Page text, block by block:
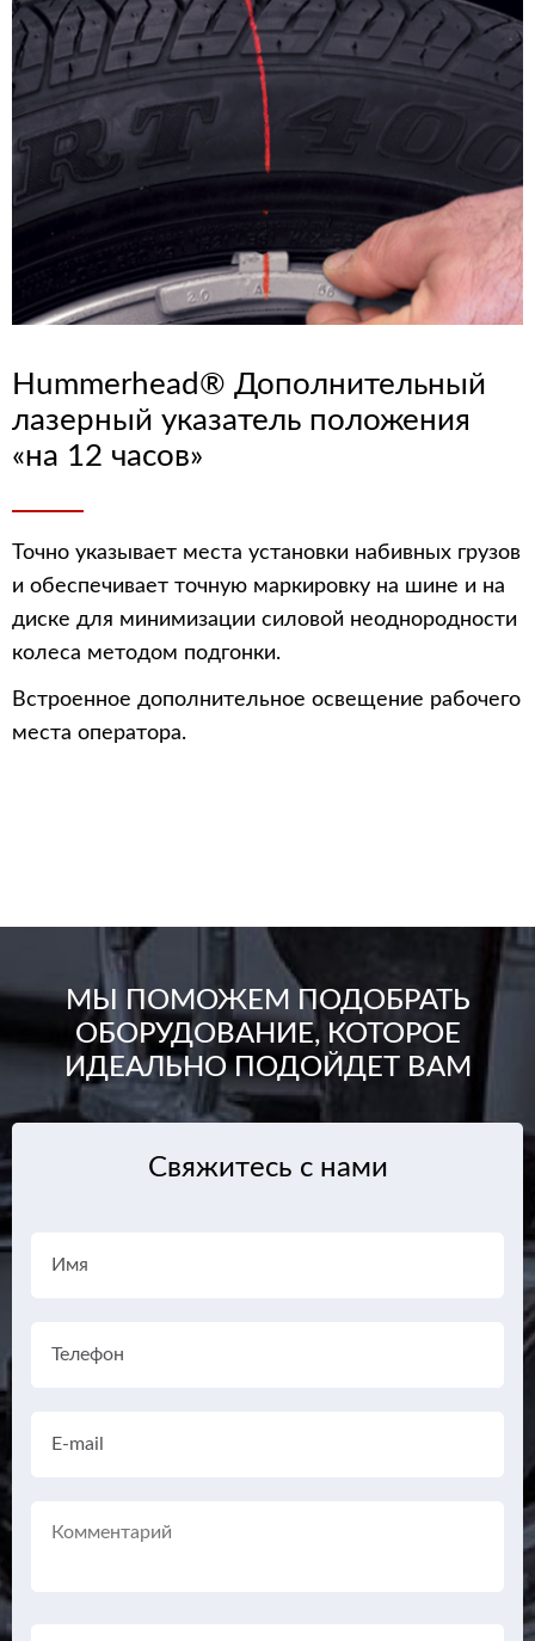
Hummerhead® Дополнительный
лазерный указатель положения
«на 12 часов»
Точно указывает места установки набивных грузов
и обеспечивает точную маркировку на шине и на
диске для минимизации силовой неоднородности
колеса методом подгонки.
Встроенное дополнительное освещение рабочего
места оператора.
МЫ ПОМОЖЕМ ПОДОБРАТЬ
ОБОРУДОВАНИЕ, КОТОРОЕ
ИДЕАЛЬНО ПОДОЙДЕТ ВАМ
Свяжитесь с нами